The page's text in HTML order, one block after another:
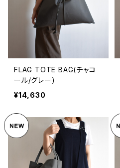
FLAG TOTE BAG(チャコ
ール/グレー)
¥14,630